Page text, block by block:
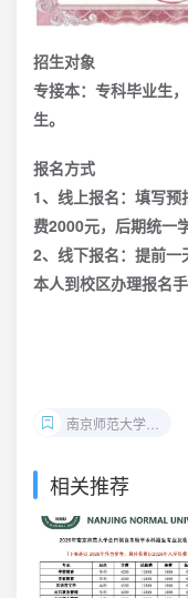
招生对象
专接本：专科毕业生
生。
报名方式
1、线上报名：填写
费2000元，后期统一
2、线下报名：提前
本人到校区办理报名
南京师范大学自考
相关推荐